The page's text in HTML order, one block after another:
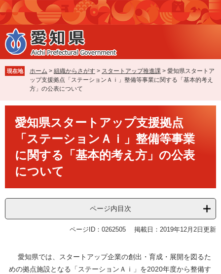
ペ
ー
ジ
の
先
で
す
メ
ニ
ュ
ー
を
ば
し
現在地 ホーム > 組織からさがす > スタートアップ推進課 > 愛知県スタートア
ップ支援拠点「ステーションＡｉ」整備等事業に関する「基本的考え
方」の公表について
愛知県スタートアップ支援拠点
「ステーションＡｉ」整備等事業
に関する「基本的考え方」の公表
について
ページ内目次
ページID：0262505 掲載日：2019年12月2日更新
愛知県では、スタートアップ企業の創出・育成・展開を図るた
めの拠点施設となる「ステーションＡｉ」を2020年度から整備す